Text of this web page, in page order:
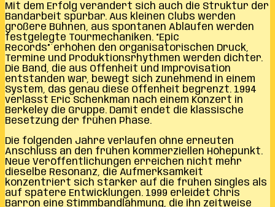
Mit dem Erfolg verändert sich auch die Struktur der
Bandarbeit spürbar. Aus kleinen Clubs werden
größere Bühnen, aus spontanen Abläufen werden
festgelegte Tourmechaniken. “Epic
Records”´erhöhen den organisatorischen Druck,
Termine und Produktionsrhythmen werden dichter.
Die Band, die aus Offenheit und Improvisation
entstanden war, bewegt sich zunehmend in einem
System, das genau diese Offenheit begrenzt. 1994
verlässt Eric Schenkman nach einem Konzert in
Berkeley die Gruppe. Damit endet die klassische
Besetzung der frühen Phase.
Die folgenden Jahre verlaufen ohne erneuten
Anschluss an den frühen kommerziellen Höhepunkt.
Neue Veröffentlichungen erreichen nicht mehr
dieselbe Resonanz, die Aufmerksamkeit
konzentriert sich stärker auf die frühen Singles als
auf spätere Entwicklungen. 1999 erleidet Chris
Barron eine Stimmbandlähmung, die ihn zeitweise